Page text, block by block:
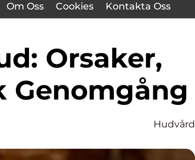
Om Oss Cookies Kontakta Oss
Genomgång
Hudvård